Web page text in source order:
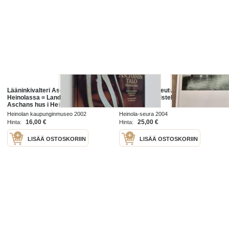
Lääninkivalteri Aschanin talo
Heinolassa = Landsgevaldiger
Aschans hus i Heinola = Aschan
House in Heinola
Heinolan kaupunginmuseo 2002
Hinta:
16,00 €
LISÄÄ OSTOSKORIIN
Heinola - kotiseutuni mun : Kaija
Multamäki muistelee
Heinola-seura 2004
Hinta:
25,00 €
LISÄÄ OSTOSKORIIN